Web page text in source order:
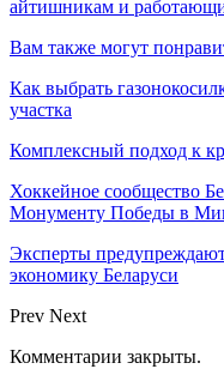
айтишникам и
Вам также могут
Как выбрать
участка
Комплексный подход к
Хоккейное сообщество
Монументу Победы в
Эксперты
экономику Беларуси
Prev Next
Комментарии закрыты.